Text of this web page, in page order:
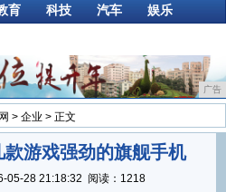
育 科技 汽车 娱乐
广告
> 企业 > 正文
游戏强劲的旗舰手机
05-28 21:18:32 阅读：1218